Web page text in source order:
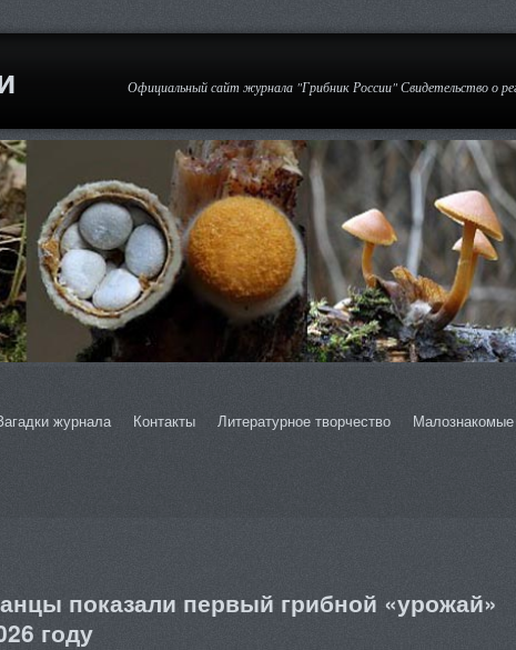
Официальный сайт журнала "Грибник России" Свидетельство о
журнала Контакты Литературное творчество
показали первый грибной «урожай»
году